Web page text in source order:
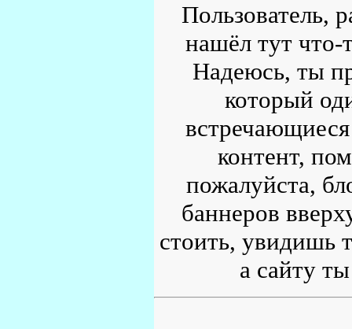
Пользователь,
нашёл тут что-
Надеюсь, ты
который
контент,
пожалуйста,
баннеров
стоить, увидишь
а сайту